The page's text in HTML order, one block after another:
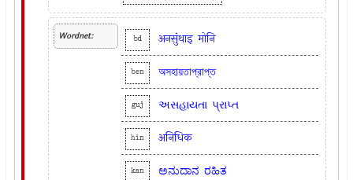
Wordnet: bd अनसुंथाइ मोनि
ben অসহায়তাপ্রাপ্ত
guj અસહાયતા પ્રાપ્ત
hin अनिधिक
kan ಅನುದಾನ ರಹಿತ